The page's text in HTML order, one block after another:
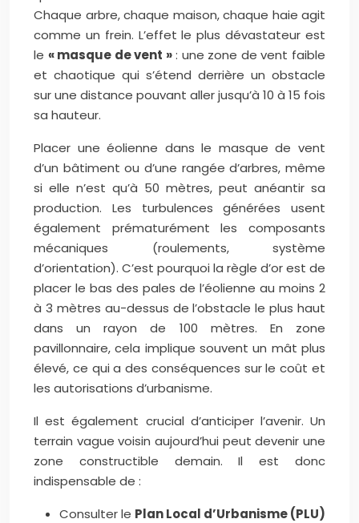
Chaque arbre, chaque maison, chaque haie agit
comme un frein. L’effet le plus dévastateur est
le « masque de vent »: une zone de vent faible
et chaotique qui s’étend derrière un obstacle
sur une distance pouvant aller jusqu’à 10 à 15 fois
sa hauteur.
Placer une éolienne dans le masque de vent
d’un bâtiment ou d’une rangée d’arbres, même
si elle n’est qu’à 50 mètres, peut anéantir sa
production. Les turbulences générées usent
également prématurément les composants
mécaniques (roulements, système
d’orientation). C’est pourquoi la règle d’or est de
placer le bas des pales de l’éolienne au moins 2
à 3 mètres au-dessus de l’obstacle le plus haut
dans un rayon de 100 mètres. En zone
pavillonnaire, cela implique souvent un mât plus
élevé, ce qui a des conséquences sur le coût et
les autorisations d’urbanisme.
Il est également crucial d’anticiper l’avenir. Un
terrain vague voisin aujourd’hui peut devenir une
zone constructible demain. Il est donc
indispensable de :
Consulter le Plan Local d’Urbanisme (PLU)